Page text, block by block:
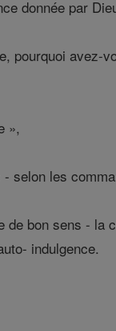
donnée par
pourquoi avez-
»,
les
bon sens - la
indulgence.